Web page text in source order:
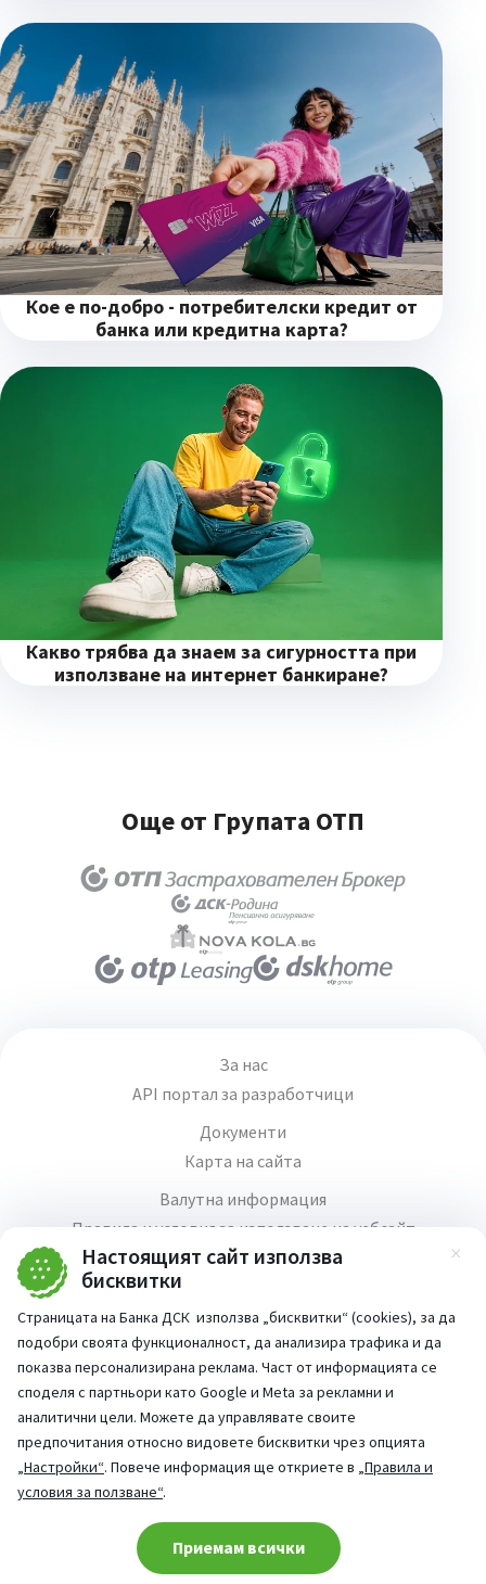
Настоящият сайт използва
бисквитки
Страницата на Банка ДСК използва „бисквитки“ (cookies), за да
подобри своята функционалност, да анализира трафика и да
показва персонализирана реклама. Част от информацията се
споделя с партньори като Google и Meta за рекламни и
аналитични цели. Можете да управлявате своите
предпочитания относно видовете бисквитки чрез опцията
„Настройки“. Повече информация ще откриете в „Правила и
условия за ползване“.
Приемам всички
Кое е по-добро - потребителски кредит от
банка или кредитна карта?
Какво трябва да знаем за сигурността при
използване на интернет банкиране?
Още от Групата ОТП
За нас
API портал за разработчици
Документи
Карта на сайта
Валутна информация
Правила и условия за използване на уебсайт
Медия център
Продажба на имоти
Декларация за достъпност
Част от:
При въпроси - попитай AI асистента ни
©2026Всички права запазени
Cookie consent change